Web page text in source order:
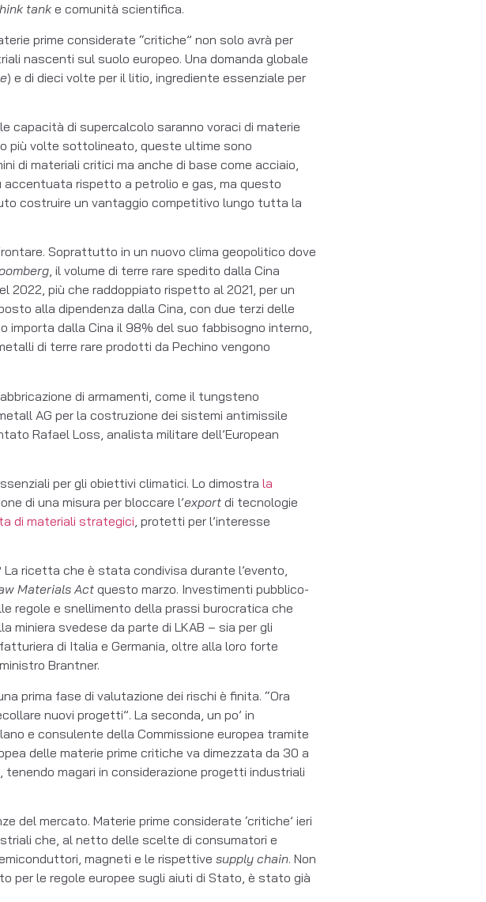
tank e comunità scientifica.
prime considerate “critiche” non solo avrà per
nascenti sul suolo europeo. Una domanda globale
) e di dieci volte per il litio, ingrediente essenziale per
capacità di supercalcolo saranno voraci di materie
più volte sottolineato, queste ultime sono
di materiali critici ma anche di base come acciaio,
rispetto a petrolio e gas, ma questo
costruire un vantaggio competitivo lungo tutta la
Soprattutto in un nuovo clima geopolitico dove
, il volume di terre rare spedito dalla Cina
2022, più che raddoppiato rispetto al 2021, per un
alla dipendenza dalla Cina, con due terzi delle
importa dalla Cina il 98% del suo fabbisogno interno,
di terre rare prodotti da Pechino vengono
di armamenti, come il tungsteno
AG per la costruzione dei sistemi antimissile
Rafael Loss, analista militare dell’European
per gli obiettivi climatici. Lo dimostra la
di una misura per bloccare l’export di tecnologie
di materiali strategici, protetti per l’interesse
ricetta che è stata condivisa durante l’evento,
Materials Act questo marzo. Investimenti pubblico-
regole e snellimento della prassi burocratica che
miniera svedese da parte di LKAB – sia per gli
di Italia e Germania, oltre alla loro forte
Brantner.
prima fase di valutazione dei rischi è finita. “Ora
nuovi progetti”. La seconda, un po’ in
e consulente della Commissione europea tramite
delle materie prime critiche va dimezzata da 30 a
tenendo magari in considerazione progetti industriali
mercato. Materie prime considerate ‘critiche’ ieri
che, al netto delle scelte di consumatori e
magneti e le rispettive supply chain. Non
per le regole europee sugli aiuti di Stato, è stato già